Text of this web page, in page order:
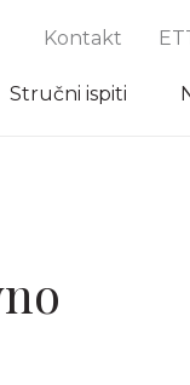
Kontakt
Stručni ispiti